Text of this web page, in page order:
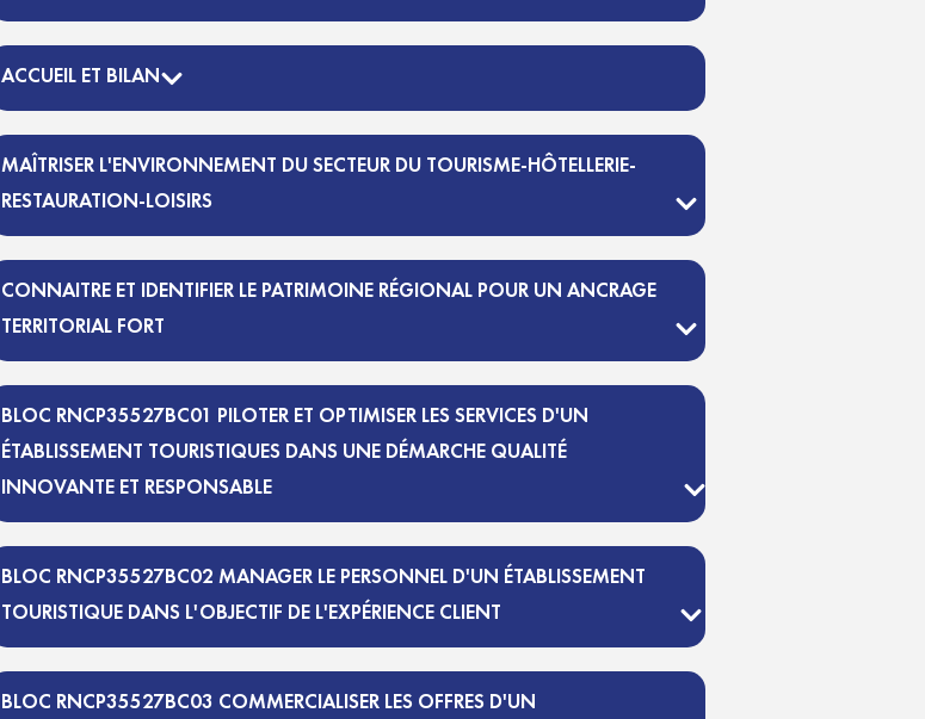
ACCUEIL ET BILAN
MAÎTRISER L'ENVIRONNEMENT DU SECTEUR DU TOURISME-HÔTELLERIE-
RESTAURATION-LOISIRS
CONNAITRE ET IDENTIFIER LE PATRIMOINE RÉGIONAL POUR UN ANCRAGE
TERRITORIAL FORT
BLOC RNCP35527BC01 PILOTER ET OPTIMISER LES SERVICES D'UN
ÉTABLISSEMENT TOURISTIQUES DANS UNE DÉMARCHE QUALITÉ
INNOVANTE ET RESPONSABLE
BLOC RNCP35527BC02 MANAGER LE PERSONNEL D'UN ÉTABLISSEMENT
TOURISTIQUE DANS L'OBJECTIF DE L'EXPÉRIENCE CLIENT
BLOC RNCP35527BC03 COMMERCIALISER LES OFFRES D'UN